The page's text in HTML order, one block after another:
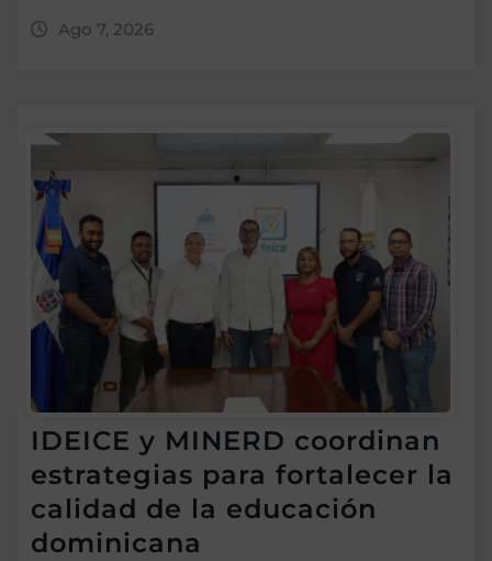
Ago 7, 2026
IDEICE y MINERD coordinan
estrategias para fortalecer la
calidad de la educación
dominicana